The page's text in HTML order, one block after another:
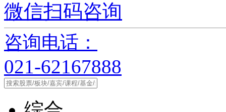
微信扫码咨询
咨询电话：
021-62167888